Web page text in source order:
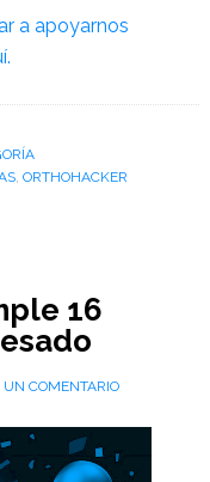
a apoyarnos
, ORTHOHACKER
16
UN COMENTARIO